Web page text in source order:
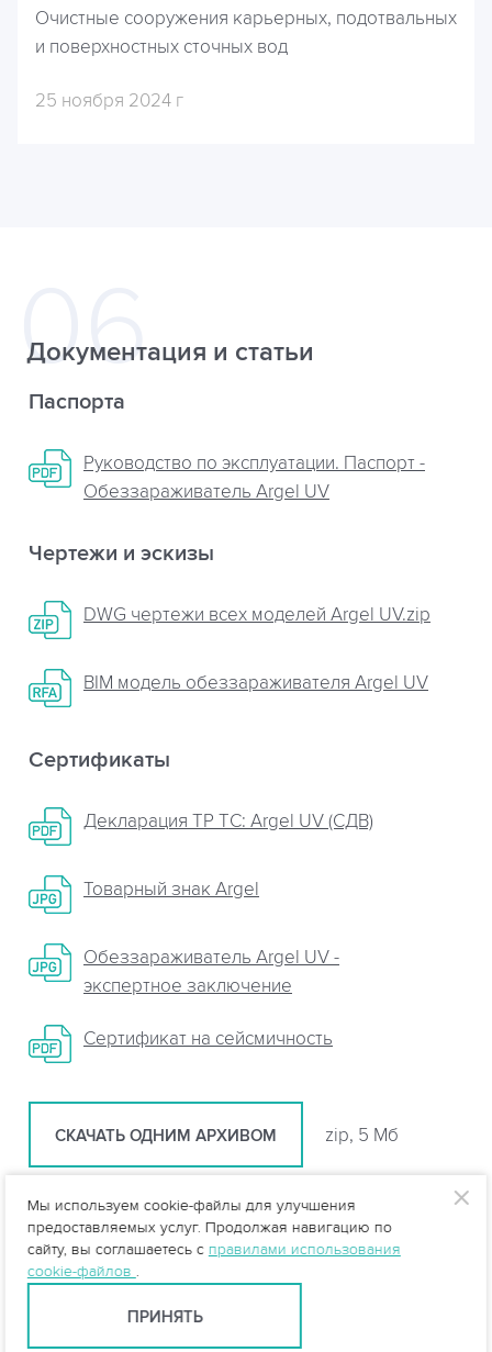
Очистные сооружения карьерных, подотвальных
и поверхностных сточных вод
25 ноября 2024 г
Документация и статьи
Паспорта
Руководство по эксплуатации. Паспорт -
Обеззараживатель Argel UV
Чертежи и эскизы
DWG чертежи всех моделей Argel UV.zip
BIM модель обеззараживателя Argel UV
Сертификаты
Декларация ТР ТС: Argel UV (СДВ)
Товарный знак Argel
Обеззараживатель Argel UV -
экспертное заключение
Сертификат на сейсмичность
СКАЧАТЬ ОДНИМ АРХИВОМ zip, 5 Мб
Статьи
Мы используем cookie-файлы для улучшения
предоставляемых услуг. Продолжая навигацию по
сайту, вы соглашаетесь с правилами использования
cookie-файлов .
ПРИНЯТЬ